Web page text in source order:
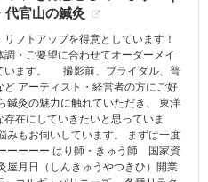
官山の鍼灸
フトアップを得意としています！
・ご要望に合わせてオーダーメイ
います。 撮影前、ブライダル、普
アーティスト・経営者の方にご好
鍼灸の魅力に触れていただき、 東洋
在にしていきたいと思っていま
みもお伺いしています。 まずは一度
ーーーー はり師・きゅう師 国家資
屋月日（しんきゅうやつきひ）開業